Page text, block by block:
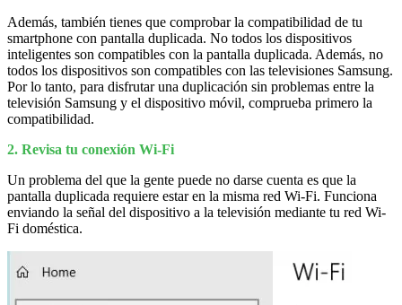
Además, también tienes que comprobar la compatibilidad de tu
smartphone con pantalla duplicada. No todos los dispositivos
inteligentes son compatibles con la pantalla duplicada. Además, no
todos los dispositivos son compatibles con las televisiones Samsung.
Por lo tanto, para disfrutar una duplicación sin problemas entre la
televisión Samsung y el dispositivo móvil, comprueba primero la
compatibilidad.
2. Revisa tu conexión Wi-Fi
Un problema del que la gente puede no darse cuenta es que la
pantalla duplicada requiere estar en la misma red Wi-Fi. Funciona
enviando la señal del dispositivo a la televisión mediante tu red Wi-
Fi doméstica.